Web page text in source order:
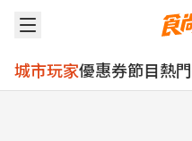
城市玩家優惠券節目熱門